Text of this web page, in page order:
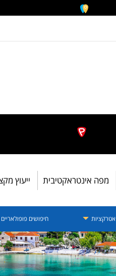
מפה אינטראקטיבית ייעוץ
אטרקציות חיפושים פופולאריים